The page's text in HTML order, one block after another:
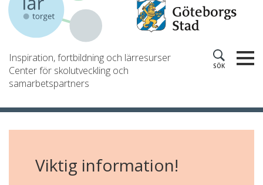
Inspiration, fortbildning och lärresurser
Center för skolutveckling och
samarbetspartners
SÖK
Viktig information!